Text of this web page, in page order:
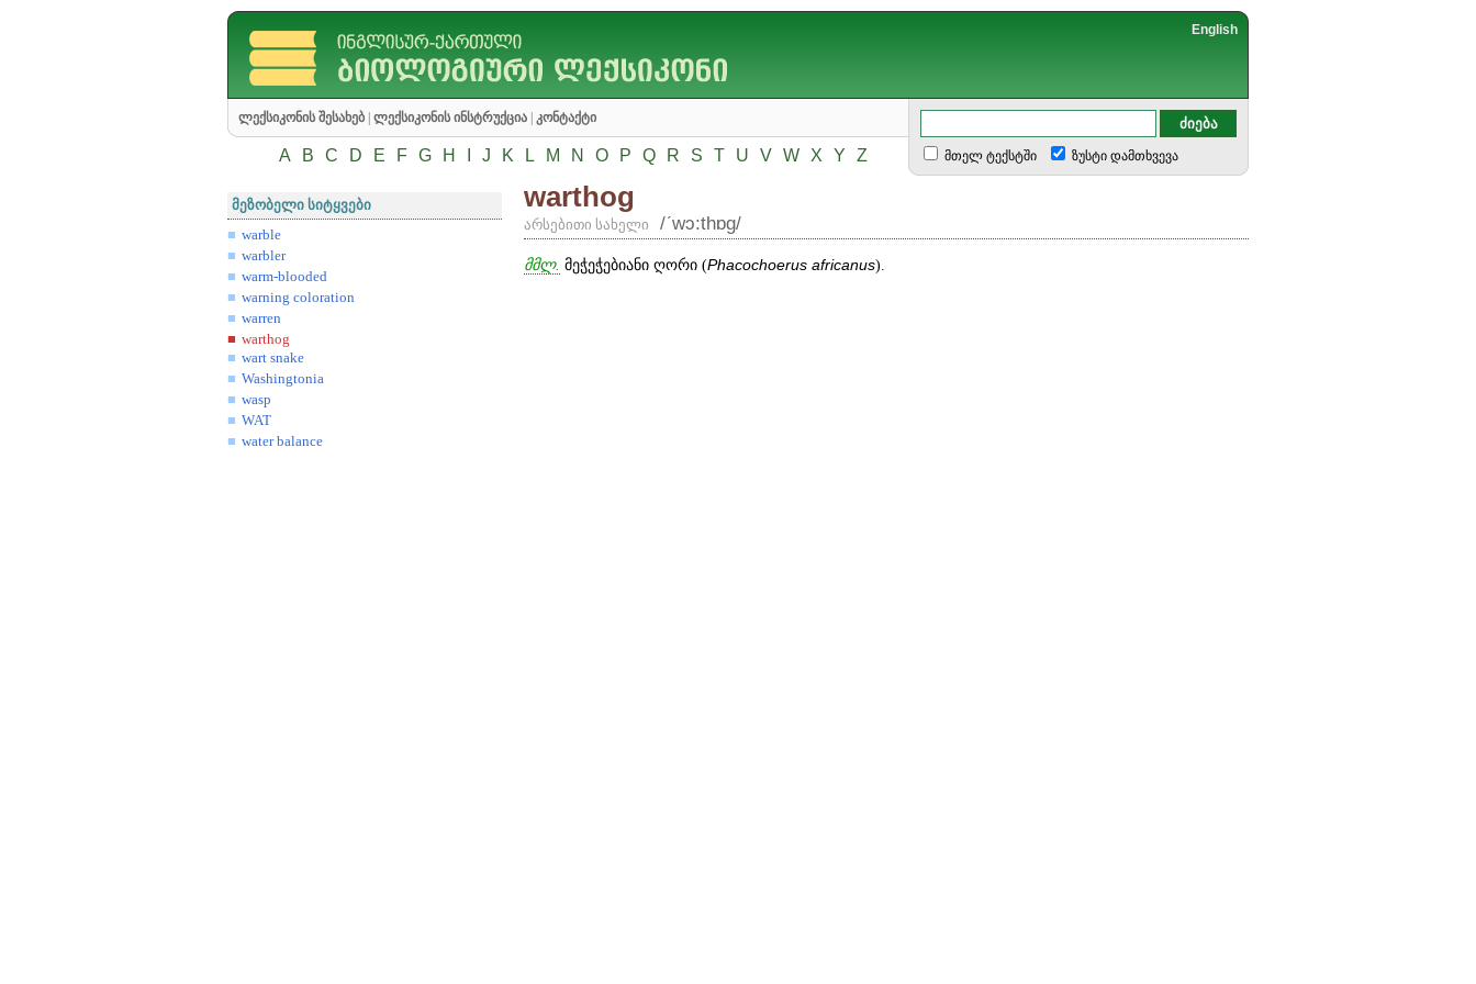
English
ლექსიკონის შესახებ ლექსიკონის ინსტრუქცია კონტაქტი
A B C D E F G H J K L M N O P Q R S T U V W X Y Z მთელ ტექსტში ზუსტი დამთხვევა
მეზობელი სიტყვები
warble
warbler
warm-blooded
warning coloration
warren
warthog
wart snake
Washingtonia
wasp
WAT
water balance
warthog
არსებითი სახელი /ʹwɔ:thɒg/
მმლ. მეჭეჭებიანი ღორი (Phacochoerus africanus).